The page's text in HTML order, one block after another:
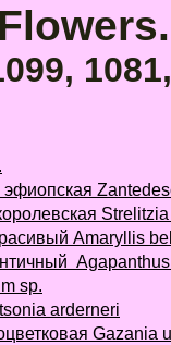
эфиопская
Amaryllis
sp.
arderneri
Gazania